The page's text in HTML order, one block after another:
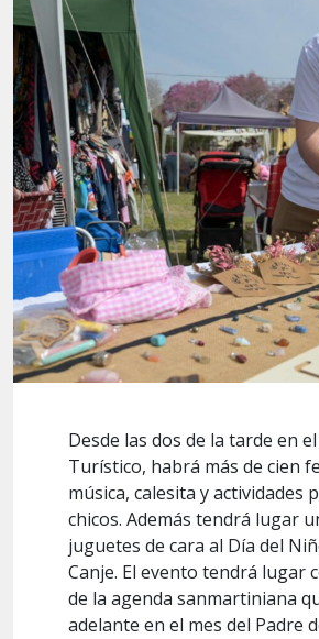
Desde las dos de la tarde en
Turístico, habrá más de cien
música, calesita y actividades
chicos. Además tendrá lugar
juguetes de cara al Día del
Canje. El evento tendrá lugar
de la agenda sanmartiniana
adelante en el mes del Padre